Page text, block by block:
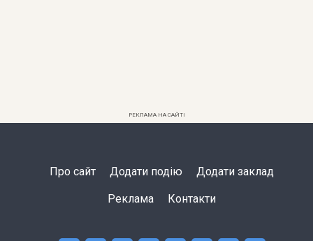
РЕКЛАМА НА САЙТІ
Про сайт Додати подію Додати заклад
Реклама Контакти